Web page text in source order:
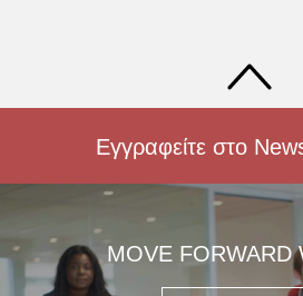
Εγγραφείτε στο
MOVE FORWARD